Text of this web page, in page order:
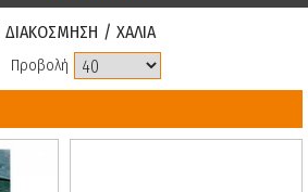
ΔΙΑΚΟΣΜΗΣΗ / ΧΑΛΙΑ
Προβολή